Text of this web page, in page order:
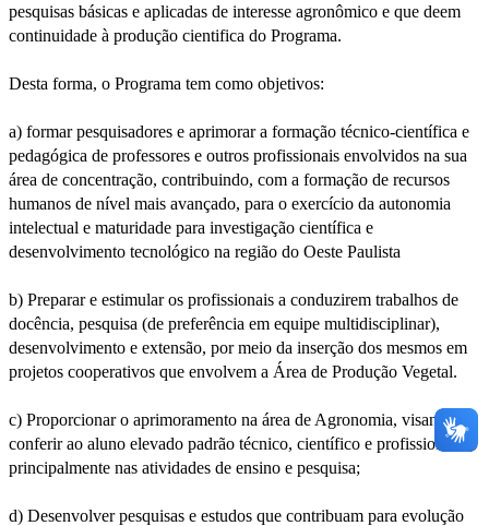
pesquisas básicas e aplicadas de interesse agronômico e que deem
continuidade à produção cientifica do Programa.
Desta forma, o Programa tem como objetivos:
a) formar pesquisadores e aprimorar a formação técnico-científica e
pedagógica de professores e outros profissionais envolvidos na sua
área de concentração, contribuindo, com a formação de recursos
humanos de nível mais avançado, para o exercício da autonomia
intelectual e maturidade para investigação científica e
desenvolvimento tecnológico na região do Oeste Paulista
b) Preparar e estimular os profissionais a conduzirem trabalhos de
docência, pesquisa (de preferência em equipe multidisciplinar),
desenvolvimento e extensão, por meio da inserção dos mesmos em
projetos cooperativos que envolvem a Área de Produção Vegetal.
c) Proporcionar o aprimoramento na área de Agronomia, visando
conferir ao aluno elevado padrão técnico, científico e profissional,
principalmente nas atividades de ensino e pesquisa;
d) Desenvolver pesquisas e estudos que contribuam para evolução